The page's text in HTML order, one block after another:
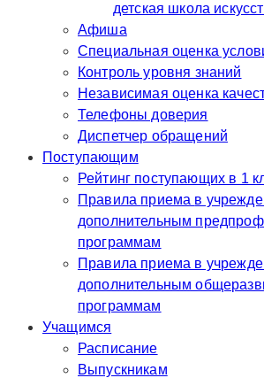
детская школа
Афиша
Специальная оценка
Контроль уровня знаний
Независимая оценка
Телефоны доверия
Диспетчер обращений
Поступающим
Рейтинг поступающих в 1
Правила приема в учреждение по
дополнительным
программам
Правила приема в
дополнительным
программам
Учащимся
Расписание
Выпускникам